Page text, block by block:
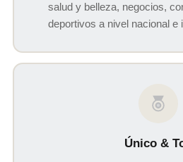
salud y belleza, negocios,
deportivos a nivel nacional e
Único &